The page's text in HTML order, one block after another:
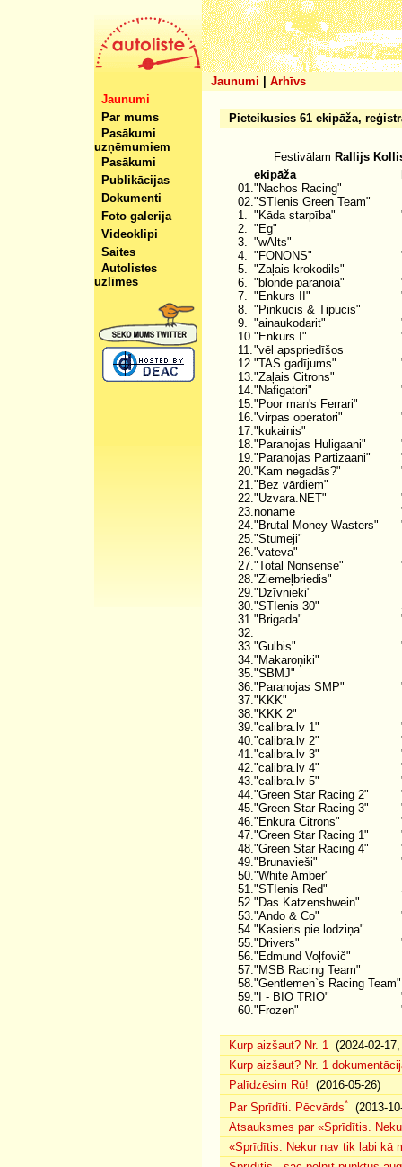
Jaunumi
Arhīvs
Jaunumi
Par mums
Pasākumi
uzņēmumiem
Pasākumi
Publikācijas
Dokumenti
Foto galerija
Videoklipi
Saites
Autolistes
uzlīmes
Pieteikusies 61 ekipāža,
Festivālam Rallijs
ekipāža
01."Nachos Racing"
02."STIenis Green Team"
1. "Kāda starpība"
2. "Eg"
3. "wAlts"
4. "FONONS"
5. "Zaļais krokodils"
6. "blonde paranoia"
7. "Enkurs II"
8. "Pinkucis & Tipucis"
9. "ainaukodarit"
10."Enkurs I"
11."vēl apspriedīšos
12."TAS gadījums"
13."Zaļais Citrons"
14."Nafigatori"
15."Poor man's Ferrari"
16."virpas operatori"
17."kukainis"
18."Paranojas Huligaani"
19."Paranojas Partizaani"
20."Kam negadās?"
21."Bez vārdiem"
22."Uzvara.NET"
23.noname
24."Brutal Money Wasters"
25."Stūmēji"
26."vateva"
27."Total Nonsense"
28."Ziemeļbriedis"
29."Dzīvnieki"
30."STIenis 30"
31."Brigada"
32.
33."Gulbis"
34."Makaroņiki"
35."SBMJ"
36."Paranojas SMP"
37."KKK"
38."KKK 2"
39."calibra.lv 1"
40."calibra.lv 2"
41."calibra.lv 3"
42."calibra.lv 4"
43."calibra.lv 5"
44."Green Star Racing 2"
45."Green Star Racing 3"
46."Enkura Citrons"
47."Green Star Racing 1"
48."Green Star Racing 4"
49."Brunavieši"
50."White Amber"
51."STIenis Red"
52."Das Katzenshwein"
53."Ando & Co"
54."Kasieris pie lodziņa"
55."Drivers"
56."Edmund Voļfovič"
57."MSB Racing Team"
58."Gentlemen`s Racing Team"
59."I - BIO TRIO"
60."Frozen"
Kurp aizšaut? Nr. 1 (2024-02-
Kurp aizšaut? Nr. 1
Palīdzēsim Rū! (2016-05-26)
Par Sprīdīti. Pēcvārds*
(2013-
Atsauksmes par «Sprīdītis.
«Sprīdītis. Nekur nav tik labi kā